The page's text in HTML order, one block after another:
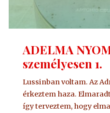
ADELMA
személyesen 1.
Lussinban voltam. Az
érkeztem haza.
így terveztem, hogy